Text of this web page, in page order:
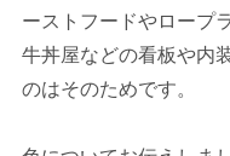
ーストフードやロープ
牛丼屋などの看板や内
のはそのためです。